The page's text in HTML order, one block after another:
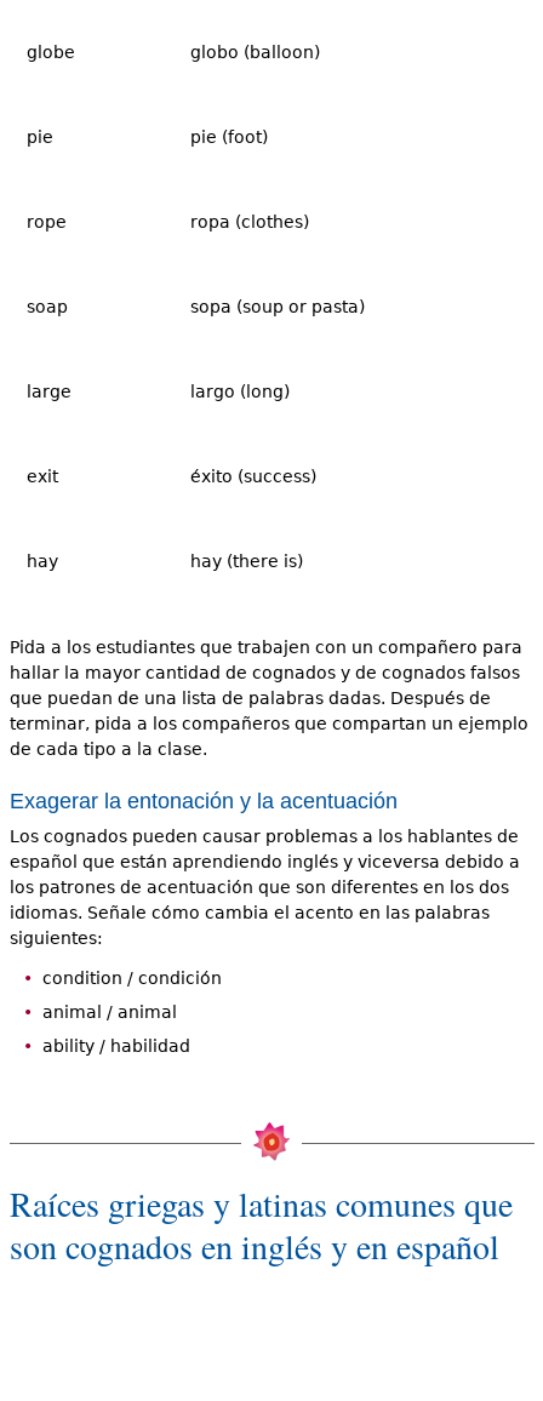
globe globo (balloon)
pie pie (foot)
rope ropa (clothes)
soap sopa (soup or pasta)
large largo (long)
exit éxito (success)
hay hay (there is)
Pida a los estudiantes que trabajen con un compañero para
hallar la mayor cantidad de cognados y de cognados falsos
que puedan de una lista de palabras dadas. Después de
terminar, pida a los compañeros que compartan un ejemplo
de cada tipo a la clase.
Exagerar la entonación y la acentuación
Los cognados pueden causar problemas a los hablantes de
español que están aprendiendo inglés y viceversa debido a
los patrones de acentuación que son diferentes en los dos
idiomas. Señale cómo cambia el acento en las palabras
siguientes:
condition / condición
animal / animal
ability / habilidad
Raíces griegas y latinas comunes que
son cognados en inglés y en español